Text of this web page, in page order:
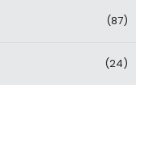
(87)
(24)